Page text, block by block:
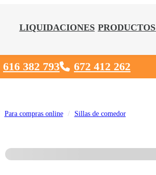
LIQUIDACIONES PRODUCTOS
616 382 793 672 412 262
Para compras online Sillas de comedor